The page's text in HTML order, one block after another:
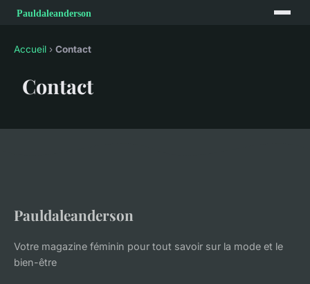
Accueil › Contact
Contact
Pauldaleanderson
Votre magazine féminin pour tout savoir sur la mode et le
bien-être